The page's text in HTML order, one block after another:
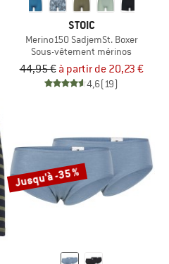
STOIC
Merino150 SadjemSt. Boxer
Sous-vêtement mérinos
44,95 € à partir de 20,23 €
4,6(19)
Jusqu'à -35 %